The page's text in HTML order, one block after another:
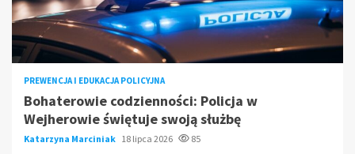
PREWENCJA I EDUKACJA POLICYJNA
Bohaterowie codzienności: Policja w
Wejherowie świętuje swoją służbę
Katarzyna Marciniak 18 lipca 2026 85